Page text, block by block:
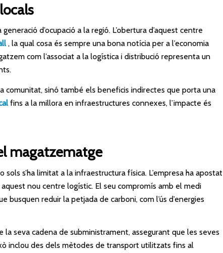
d’ocupació a la regió. L’obertura d’aquest centre
, la qual cosa és sempre una bona notícia per a l’economia
com l’associat a la logística i distribució representa un
comunitat, sinó també els beneficis indirectes que porta una
fins a la millora en infraestructures connexes, l’impacte és
magatzematge
s’ha limitat a la infraestructura física. L’empresa ha apostat
nou centre logístic. El seu compromís amb el medi
reduir la petjada de carboni, com l’ús d’energies
seva cadena de subministrament, assegurant que les seves
inclou des dels mètodes de transport utilitzats fins al